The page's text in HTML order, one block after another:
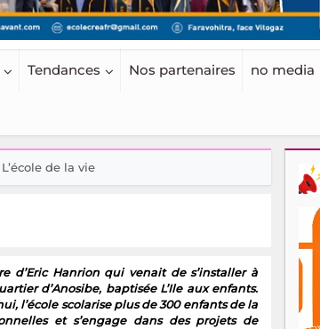
Tendances Nos partenaires no media
de la vie
d’Eric Hanrion qui venait de s’installer à
d’Anosibe, baptisée L’Ile aux enfants.
l’école scolarise plus de 300 enfants de la
et s’engage dans des projets de